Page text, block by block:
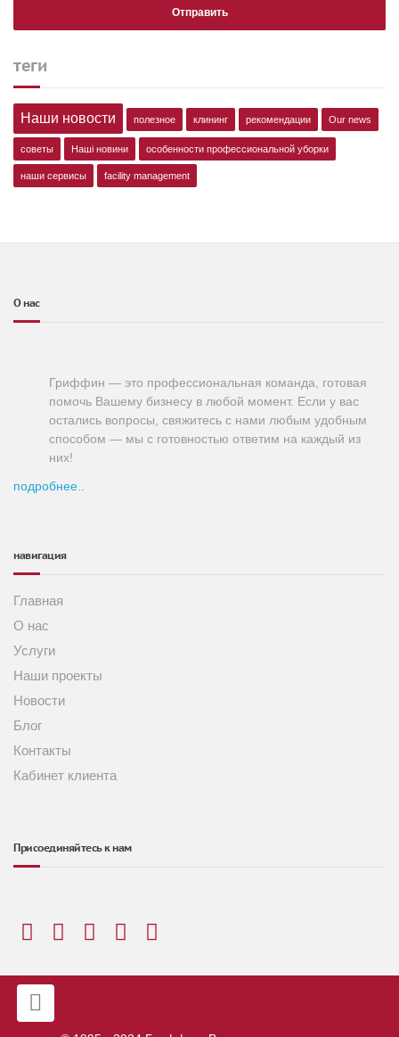
теги
Наши новости полезное клининг рекомендации Our news
советы Наші новини особенности профессиональной уборки
наши сервисы facility management
О нас
Гриффин — это профессиональная команда, готовая
помочь Вашему бизнесу в любой момент. Если у вас
остались вопросы, свяжитесь с нами любым удобным
способом — мы с готовностью ответим на каждый из
них!
подробнее..
навигация
Главная
О нас
Услуги
Наши проекты
Новости
Блог
Контакты
Кабинет клиента
Присоединяйтесь к нам